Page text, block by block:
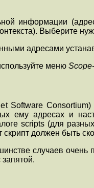
информации
Выберите
адресами
меню
Software
ему адресах и
scripts (для
скрипт должен быть
случаев очень